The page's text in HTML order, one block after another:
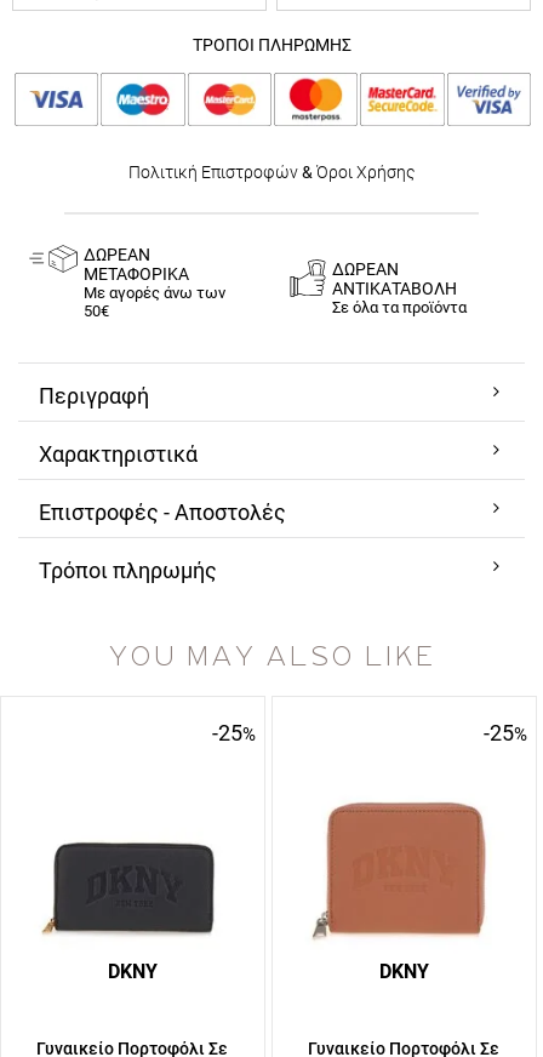
ΤΡΟΠΟΙ ΠΛΗΡΩΜΗΣ
Πολιτική Επιστροφών& Όροι Χρήσης
ΔΩΡΕΑΝ
ΜΕΤΑΦΟΡΙΚΑ
Με αγορές άνω των
50€
ΔΩΡΕΑΝ
ΑΝΤΙΚΑΤΑΒΟΛΗ
Σε όλα τα προϊόντα
Περιγραφή
Χαρακτηριστικά
Επιστροφές - Αποστολές
Τρόποι πληρωμής
YOU MAY ALSO LIKE
-25%
DKNY
Γυναικείο Πορτοφόλι Σε
-25%
DKNY
Γυναικείο Πορτοφόλι Σε